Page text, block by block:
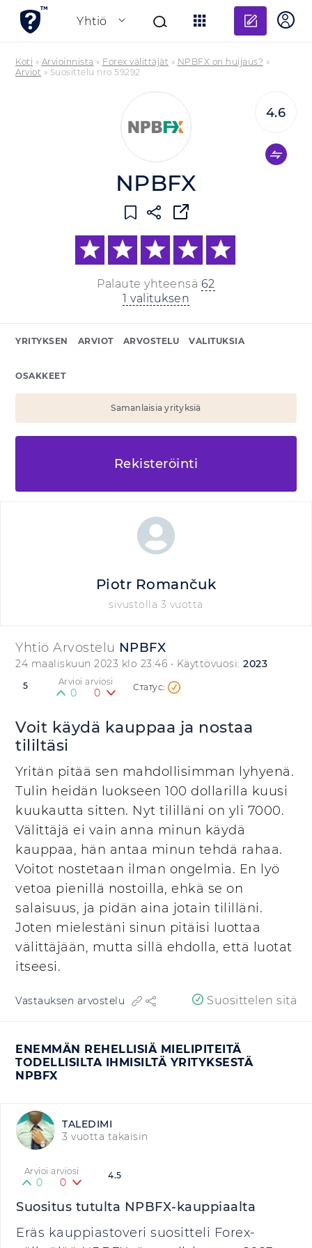
Yhtiö
Lisää
Koti » Arvioinnista » Forex välittäjät » NPBFX on huijaus? »
Arviot » Suosittelu nro 59292
NPBFX
Palaute yhteensä 62
1 valituksen
4.6
YRITYKSEN ARVIOT ARVOSTELU VALITUKSIA
OSAKKEET
Samanlaisia yrityksiä
Rekisteröinti
Yhtiö Arvostelu NPBFX
24 maaliskuun 2023 klo 23:46 • Käyttövuosi: 2023
5 Arvioi arviosi
0 0
Voit käydä kauppaa ja nostaa
tililtäsi
Yritän pitää sen mahdollisimman lyhyenä.
Tulin heidän luokseen 100 dollarilla kuusi
kuukautta sitten. Nyt tililläni on yli 7000.
Välittäjä ei vain anna minun käydä
kauppaa, hän antaa minun tehdä rahaa.
Voitot nostetaan ilman ongelmia. En lyö
vetoa pienillä nostoilla, ehkä se on
salaisuus, ja pidän aina jotain tililläni.
Joten mielestäni sinun pitäisi luottaa
välittäjään, mutta sillä ehdolla, että luotat
itseesi.
Vastauksen arvostelu Suosittelen sitä
ENEMMÄN REHELLISIÄ MIELIPITEITÄ
TODELLISILTA IHMISILTÄ YRITYKSESTÄ
NPBFX
TALEDIMI
3 vuotta takaisin
4.5
Arvioi arviosi
0 0
Suositus tutulta NPBFX-kauppiaalta
Eräs kauppiastoveri suositteli Forex-
Piotr Romančuk
sivustolla 3 vuotta